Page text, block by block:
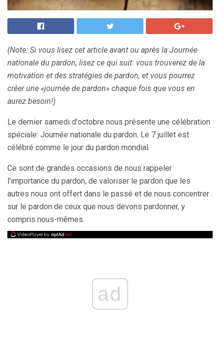
(Note: Si vous lisez cet article avant ou après la Journée
nationale du pardon, lisez ce qui suit: vous trouverez de la
motivation et des stratégies de pardon, et vous pourrez
créer une «journée de pardon» chaque fois que vous en
aurez besoin!)
Le dernier samedi d'octobre nous présente une célébration
spéciale: Journée nationale du pardon. Le 7 juillet est
célébré comme le jour du pardon mondial.
Ce sont de grandes occasions de nous rappeler
l'importance du pardon, de valoriser le pardon que les
autres nous ont offert dans le passé et de nous concentrer
sur le pardon de ceux que nous devons pardonner, y
compris nous-mêmes.
ad